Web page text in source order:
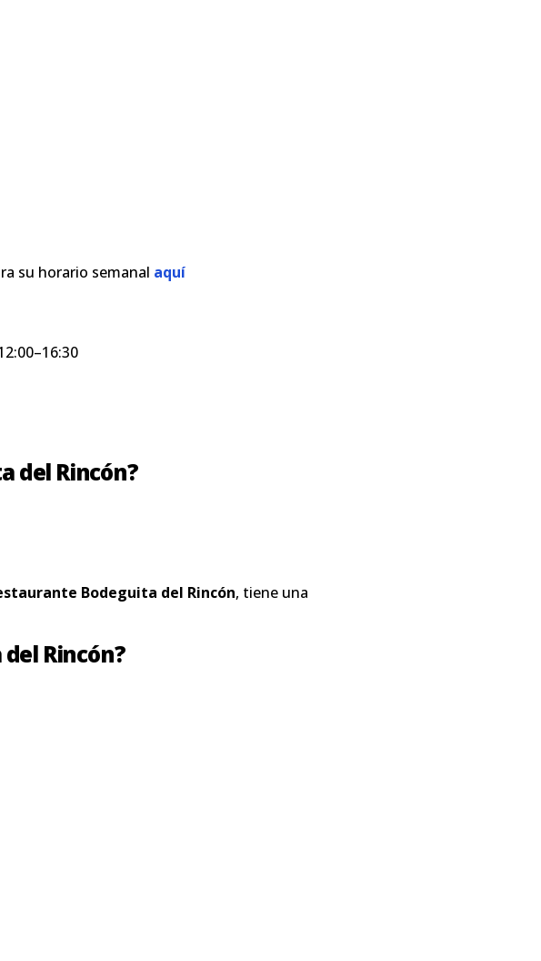
su horario semanal aquí
del Rincón?
Bodeguita del Rincón, tiene una
Rincón?